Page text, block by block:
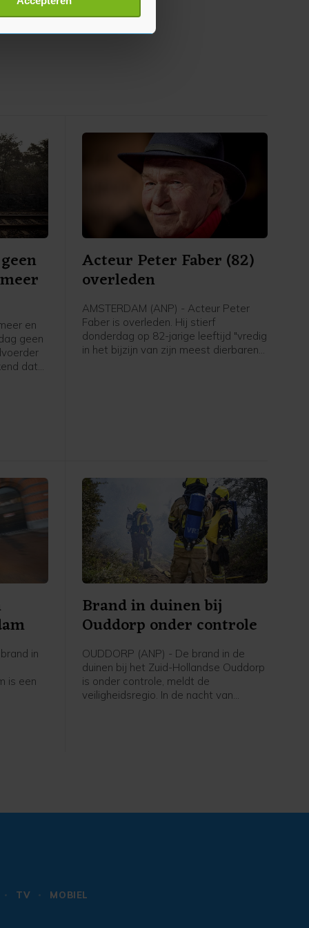
en
geen
dat
Acteur Peter Faber (82)
overleden
AMSTERDAM (ANP) - Acteur Peter
Faber is overleden. Hij stierf
donderdag op 82-jarige leeftijd "vredig
in het bijzijn van zijn meest dierbaren",
in
is een
Brand in duinen bij
Ouddorp onder controle
OUDDORP (ANP) - De brand in de
duinen bij het Zuid-Hollandse Ouddorp
is onder controle, meldt de
veiligheidsregio. In de nacht van
TV
MOBIEL